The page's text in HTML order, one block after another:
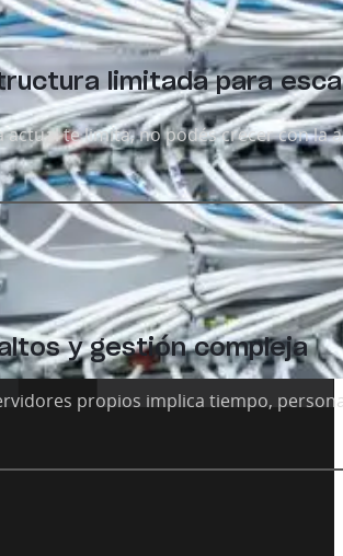
limitada para
actual te limita, no podés crecer con
y gestión compleja
propios implica tiempo,